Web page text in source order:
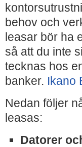
behov och
leasar bör ha
så att du inte
tecknas hos
banker. Ikano
Nedan följer
leasas:
Datorer